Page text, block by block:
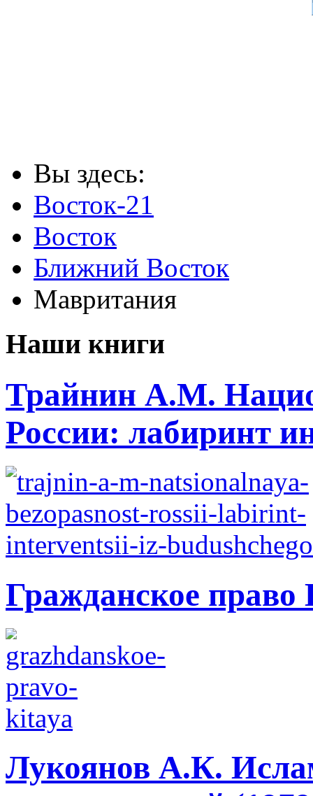
Вы здесь:
Восток-21
Восток
Ближний Восток
Мавритания
Наши книги
Трайнин А.М.
России: лабиринт
Гражданское право
Лукоянов А.К.